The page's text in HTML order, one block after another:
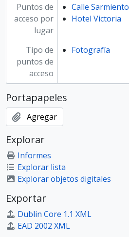
Puntos de
acceso por
lugar
Calle Sarmiento
Hotel Victoria
Tipo de
puntos de
acceso
Fotografía
Portapapeles
Agregar
Explorar
Informes
Explorar lista
Explorar objetos digitales
Exportar
Dublin Core 1.1 XML
EAD 2002 XML